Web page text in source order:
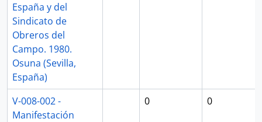
España y del
Sindicato de
Obreros del
Campo. 1980.
Osuna (Sevilla,
España)
V-008-002 -
Manifestación
0 0